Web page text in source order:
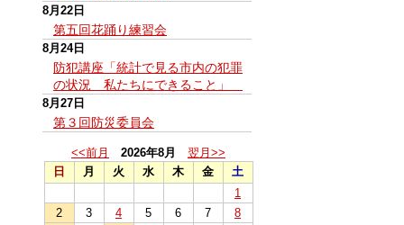
8月22日
第五回花踊り練習会
8月24日
防犯講座「統計で見る市内の犯罪
の状況 私たちにできること」
8月27日
第３回防災委員会
<<前月 2026年8月
翌月>>
日
月 火 水 木 金
土
1
2
3 4 5 6 7
8